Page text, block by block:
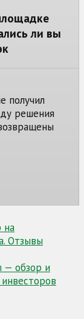
ли вы
получил
решения
на
Отзывы
— обзор и